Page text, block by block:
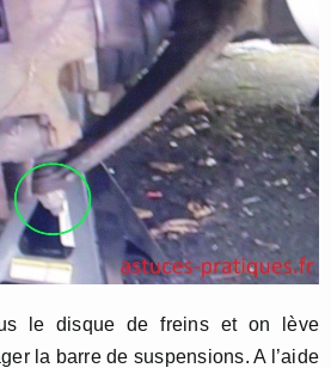
le disque de freins et on lève
la barre de suspensions. A l’aide